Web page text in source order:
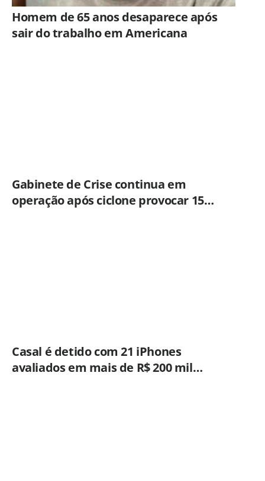
Homem de 65 anos desaparece após
sair do trabalho em Americana
Gabinete de Crise continua em
operação após ciclone provocar 15
Casal é detido com 21 iPhones
avaliados em mais de R$ 200 mil